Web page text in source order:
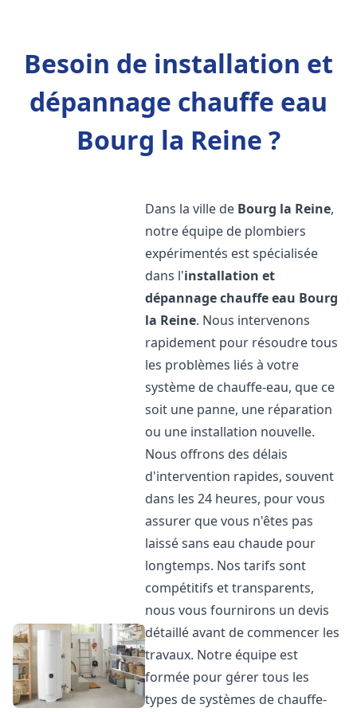
Besoin de installation et
dépannage chauffe eau
Bourg la Reine ?
Dans la ville de Bourg la Reine,
notre équipe de plombiers
expérimentés est spécialisée
dans l'installation et
dépannage chauffe eau Bourg
la Reine. Nous intervenons
rapidement pour résoudre tous
les problèmes liés à votre
système de chauffe-eau, que ce
soit une panne, une réparation
ou une installation nouvelle.
Nous offrons des délais
d'intervention rapides, souvent
dans les 24 heures, pour vous
assurer que vous n'êtes pas
laissé sans eau chaude pour
longtemps. Nos tarifs sont
compétitifs et transparents,
nous vous fournirons un devis
détaillé avant de commencer les
travaux. Notre équipe est
formée pour gérer tous les
types de systèmes de chauffe-